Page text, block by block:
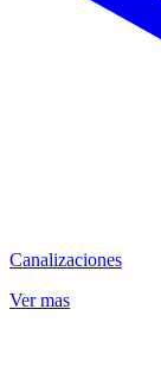
Canalizaciones
Ver mas